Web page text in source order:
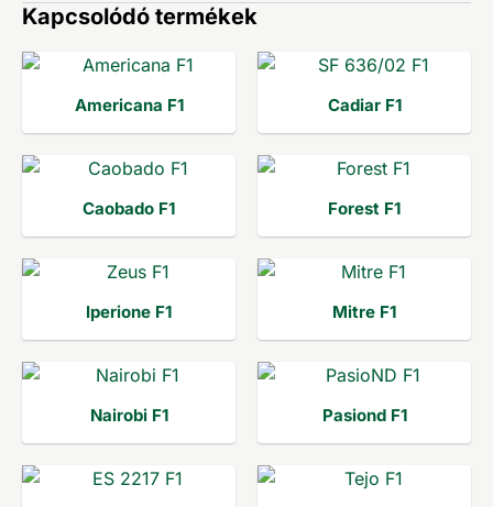
Kapcsolódó termékek
Americana F1 Cadiar F1
Caobado F1 Forest F1
Iperione F1 Mitre F1
Nairobi F1 Pasiond F1